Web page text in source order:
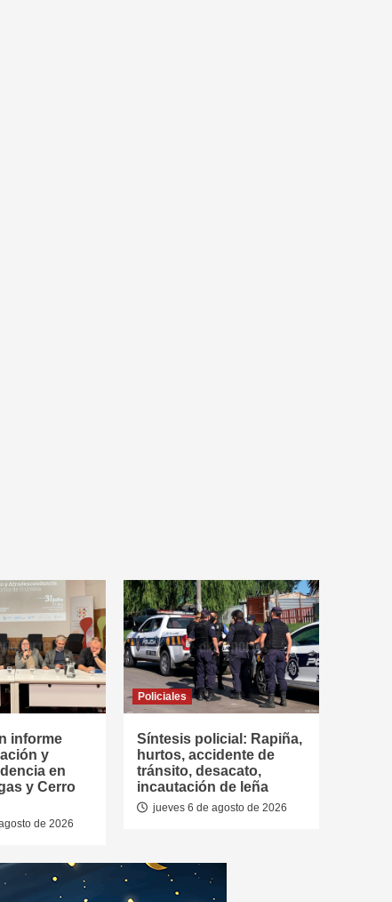
informe
y
en
y Cerro
de 2026
Policiales
Síntesis policial: Rapiña,
hurtos, accidente de
tránsito, desacato,
incautación de leña
jueves 6 de agosto de 2026